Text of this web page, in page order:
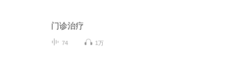
门诊治疗
74 1万